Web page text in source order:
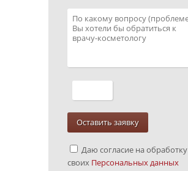
Даю согласие на обработку
своих Персональных данных